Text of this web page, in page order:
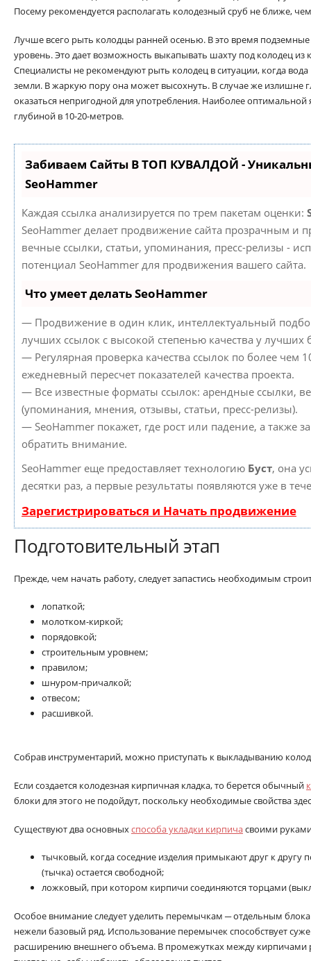
Посему рекомендуется располагать колодезный сруб не ближе,
Лучше всего рыть колодцы ранней осенью. В это время
уровень. Это дает возможность выкапывать шахту под колодец из
Специалисты не рекомендуют рыть колодец в ситуации, когда
земли. В жаркую пору она может высохнуть. В случае же излишне
оказаться непригодной для употребления. Наиболее оптимальной
глубиной в 10-20-метров.
Забиваем Сайты В ТОП КУВАЛДОЙ -
SeoHammer
Каждая ссылка анализируется по трем пакетам оценки:
SeoHammer делает продвижение сайта прозрачным и
вечные ссылки, статьи, упоминания, пресс-релизы -
потенциал SeoHammer для продвижения вашего сайта.
Что умеет делать SeoHammer
— Продвижение в один клик, интеллектуальный
лучших ссылок с высокой степенью качества у лучших
— Регулярная проверка качества ссылок по более чем
ежедневный пересчет показателей качества проекта.
— Все известные форматы ссылок: арендные ссылки,
(упоминания, мнения, отзывы, статьи, пресс-релизы).
— SeoHammer покажет, где рост или падение, а также
обратить внимание.
SeoHammer еще предоставляет технологию Буст, она
десятки раз, а первые результаты появляются уже в
Зарегистрироваться и Начать продвижение
Подготовительный этап
Прежде, чем начать работу, следует запастись необходимым
лопаткой;
молотком-киркой;
порядовкой;
строительным уровнем;
правилом;
шнуром-причалкой;
отвесом;
расшивкой.
Собрав инструментарий, можно приступать к выкладыванию
Если создается колодезная кирпичная кладка, то берется обычный
блоки для этого не подойдут, поскольку необходимые свойства
Существуют два основныхспособа укладки кирпичасвоими
тычковый, когда соседние изделия примыкают друг к другу
(тычка) остается свободной;
ложковый, при котором кирпичи соединяются торцами
Особое внимание следует уделить перемычкам ─ отдельным
нежели базовый ряд. Использование перемычек способствует
расширению внешнего объема. В промежутках между кирпичами